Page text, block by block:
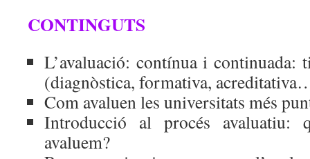
CONTINGUTS
L’avaluació: contínua i continuada:
(diagnòstica, formativa,
Com avaluen les universitats més
Introducció al procés
avaluem?